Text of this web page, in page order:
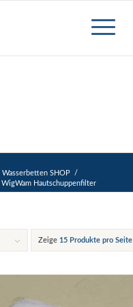
Wasserbetten SHOP
/
WigWam Hautschuppenfilter
Zeige 15 Produkte pro Seite